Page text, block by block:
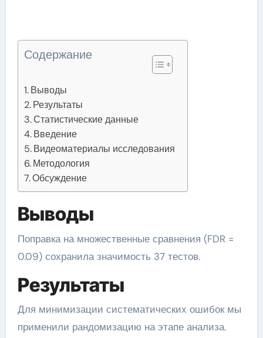
Содержание
Выводы
Результаты
Статистические данные
Введение
Видеоматериалы исследования
Методология
Обсуждение
Выводы
Поправка на множественные сравнения (FDR =
0.09) сохранила значимость 37 тестов.
Результаты
Для минимизации систематических ошибок мы
применили рандомизацию на этапе анализа.